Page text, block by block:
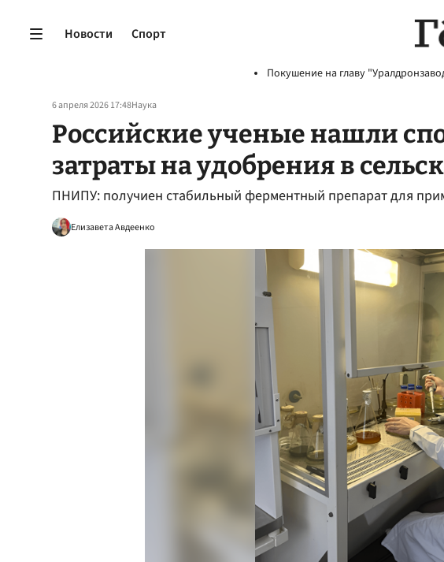
Новости Спорт
Покушение на главу
6 апреля 2026 17:48Наука
Российские ученые нашли
затраты на удобрения в
ПНИПУ: получиен стабильный ферментный препарат для
Елизавета Авдеенко